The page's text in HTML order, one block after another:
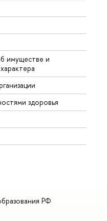
имуществе и
здоровья
РФ